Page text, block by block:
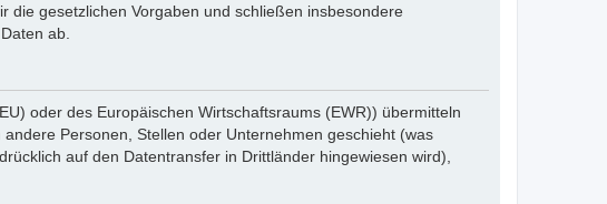
die gesetzlichen Vorgaben und schließen insbesondere
ab.
oder des Europäischen Wirtschaftsraums (EWR)) übermitteln
Personen, Stellen oder Unternehmen geschieht (was
auf den Datentransfer in Drittländer hingewiesen wird),